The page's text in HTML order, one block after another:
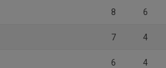
8 6
7 4
6 4